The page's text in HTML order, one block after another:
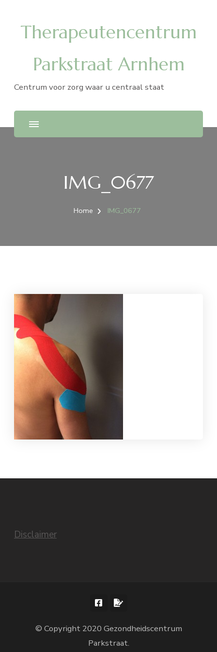
Therapeutencentrum
Parkstraat Arnhem
Centrum voor zorg waar u centraal staat
IMG_0677
Home IMG_0677
Disclaimer
© Copyright 2020 Gezondheidscentrum
Parkstraat.